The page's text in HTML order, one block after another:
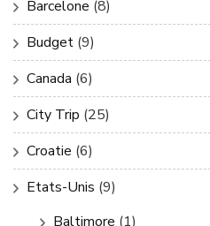
Barcelone (8)
Budget (9)
Canada (6)
City Trip (25)
Croatie (6)
Etats-Unis (9)
Baltimore (1)